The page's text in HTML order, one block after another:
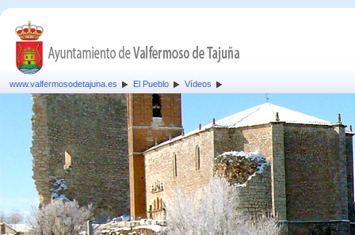
www.valfermosodetajuna.es El Pueblo Vídeos